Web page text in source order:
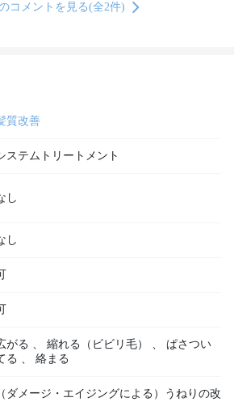
コメントを見る(全2件)
質改善
ステムトリートメント
し
し
がる 、 縮れる（ビビリ毛） 、
ぱさつい
る 、 絡まる
（ダメージ・エイジングによる）うねりの改